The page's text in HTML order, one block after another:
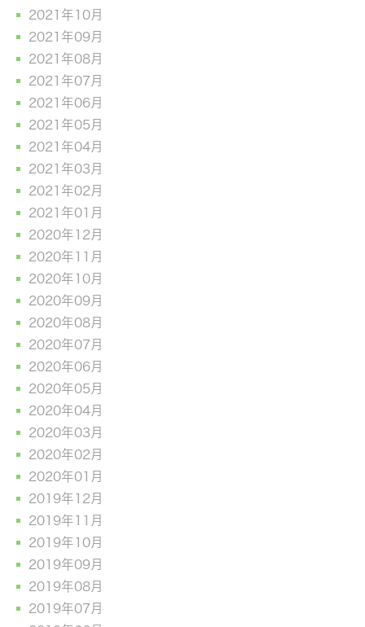
2021年10月
2021年09月
2021年08月
2021年07月
2021年06月
2021年05月
2021年04月
2021年03月
2021年02月
2021年01月
2020年12月
2020年11月
2020年10月
2020年09月
2020年08月
2020年07月
2020年06月
2020年05月
2020年04月
2020年03月
2020年02月
2020年01月
2019年12月
2019年11月
2019年10月
2019年09月
2019年08月
2019年07月